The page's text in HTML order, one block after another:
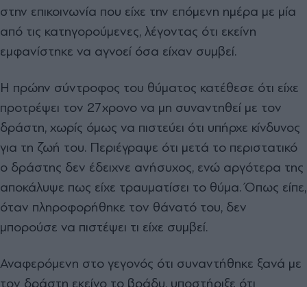
στην επικοινωνία που είχε την επόμενη ημέρα με μία
από τις κατηγορούμενες, λέγοντας ότι εκείνη
εμφανίστηκε να αγνοεί όσα είχαν συμβεί.
Η πρώην σύντροφος του θύματος κατέθεσε ότι είχε
προτρέψει τον 27χρονο να μη συναντηθεί με τον
δράστη, χωρίς όμως να πιστεύει ότι υπήρχε κίνδυνος
για τη ζωή του. Περιέγραψε ότι μετά το περιστατικό
ο δράστης δεν έδειχνε ανήσυχος, ενώ αργότερα της
αποκάλυψε πως είχε τραυματίσει το θύμα. Όπως είπε,
όταν πληροφορήθηκε τον θάνατό του, δεν
μπορούσε να πιστέψει τι είχε συμβεί.
Αναφερόμενη στο γεγονός ότι συναντήθηκε ξανά με
τον δράστη εκείνο το βράδυ, υποστήριξε ότι